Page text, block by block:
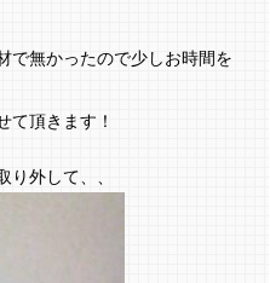
で無かったので少しお時間を
て頂きます！
り外して、、